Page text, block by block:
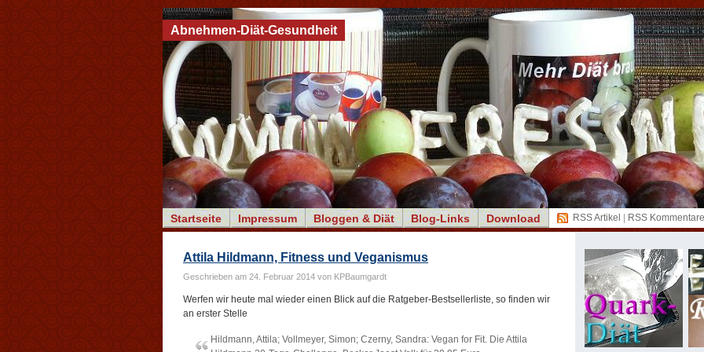
Startseite Impressum Bloggen & Diät Blog-Links Download RSS Artikel RSS Kommentare
Abnehmen-Diät-Gesundheit
Attila Hildmann, Fitness und Veganismus
Geschrieben am 24. Februar 2014 von KPBaumgardt
Werfen wir heute mal wieder einen Blick auf die Ratgeber-Bestsellerliste, so finden wir
an erster Stelle
Hildmann, Attila; Vollmeyer, Simon; Czerny, Sandra: Vegan for Fit. Die Attila